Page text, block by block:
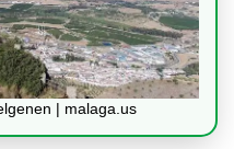
| malaga.us